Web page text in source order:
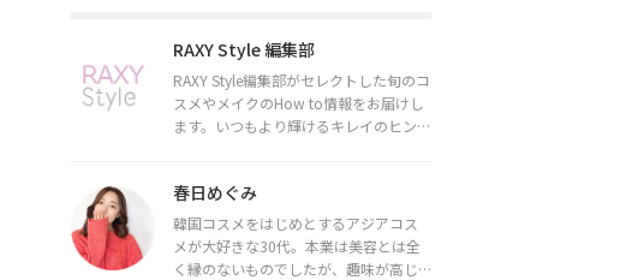
RAXY Style 編集部
RAXY Style編集部がセレクトした旬のコ
スメやメイクのHow to情報をお届けし
ます。いつもより輝けるキレイのヒント
春日めぐみ
韓国コスメをはじめとするアジアコス
メが大好きな30代。本業は美容とは全
く縁のないものでしたが、趣味が高じ